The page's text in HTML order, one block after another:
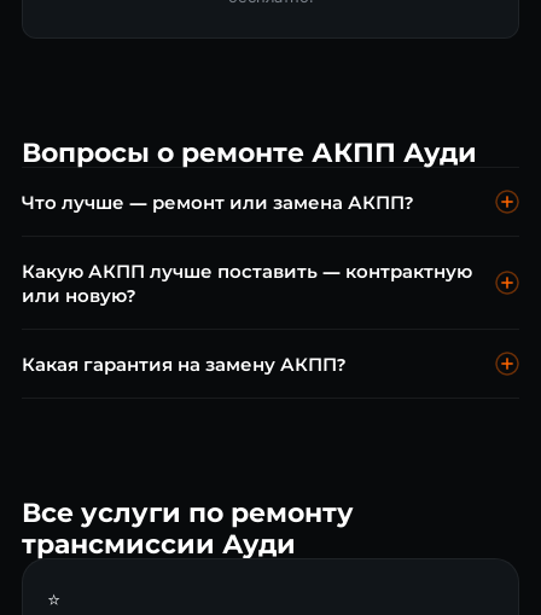
Вопросы о ремонте АКПП Ауди
Что лучше — ремонт или замена АКПП?
замены. Замена оправдана при критическом износе, когда
ремонт невозможен или нецелесообразен. Бесплатная
Какую АКПП лучше поставить — контрактную
или новую?
агрегат стоит дороже, но имеет заводскую гарантию.
Какая гарантия на замену АКПП?
Все услуги по ремонту
трансмиссии Ауди
⭐